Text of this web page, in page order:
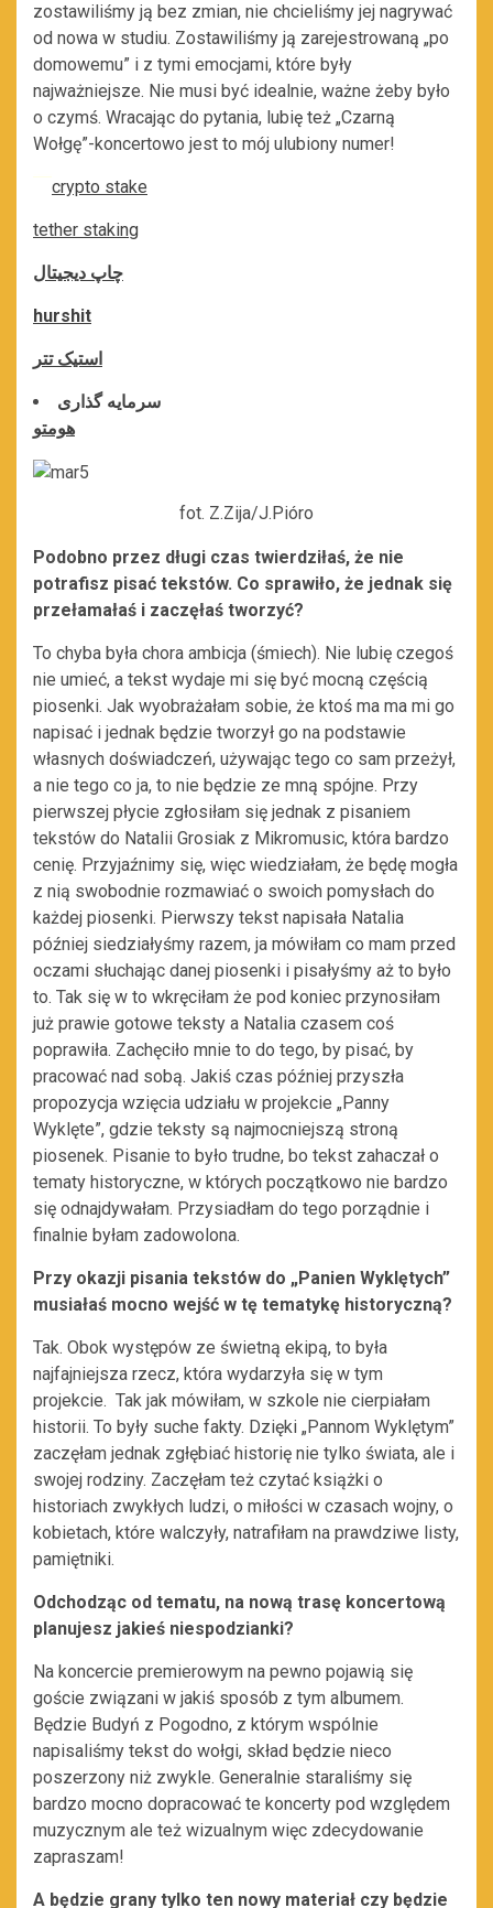
zostawiliśmy ją bez zmian, nie chcieliśmy jej nagrywać
od nowa w studiu. Zostawiliśmy ją zarejestrowaną „po
domowemu” i z tymi emocjami, które były
najważniejsze. Nie musi być idealnie, ważne żeby było
o czymś. Wracając do pytania, lubię też „Czarną
Wołgę”-koncertowo jest to mój ulubiony numer!
crypto stake
tether staking
چاپ دیجیتال
hurshit
استیک تتر
سرمایه گذاری
هومتو
fot. Z.Zija/J.Pióro
Podobno przez długi czas twierdziłaś, że nie
potrafisz pisać tekstów. Co sprawiło, że jednak się
przełamałaś i zaczęłaś tworzyć?
To chyba była chora ambicja (śmiech). Nie lubię czegoś
nie umieć, a tekst wydaje mi się być mocną częścią
piosenki. Jak wyobrażałam sobie, że ktoś ma ma mi go
napisać i jednak będzie tworzył go na podstawie
własnych doświadczeń, używając tego co sam przeżył,
a nie tego co ja, to nie będzie ze mną spójne. Przy
pierwszej płycie zgłosiłam się jednak z pisaniem
tekstów do Natalii Grosiak z Mikromusic, która bardzo
cenię. Przyjaźnimy się, więc wiedziałam, że będę mogła
z nią swobodnie rozmawiać o swoich pomysłach do
każdej piosenki. Pierwszy tekst napisała Natalia
później siedziałyśmy razem, ja mówiłam co mam przed
oczami słuchając danej piosenki i pisałyśmy aż to było
to. Tak się w to wkręciłam że pod koniec przynosiłam
już prawie gotowe teksty a Natalia czasem coś
poprawiła. Zachęciło mnie to do tego, by pisać, by
pracować nad sobą. Jakiś czas później przyszła
propozycja wzięcia udziału w projekcie „Panny
Wyklęte”, gdzie teksty są najmocniejszą stroną
piosenek. Pisanie to było trudne, bo tekst zahaczał o
tematy historyczne, w których początkowo nie bardzo
się odnajdywałam. Przysiadłam do tego porządnie i
finalnie byłam zadowolona.
Przy okazji pisania tekstów do „Panien Wyklętych”
musiałaś mocno wejść w tę tematykę historyczną?
Tak. Obok występów ze świetną ekipą, to była
najfajniejsza rzecz, która wydarzyła się w tym
projekcie. Tak jak mówiłam, w szkole nie cierpiałam
historii. To były suche fakty. Dzięki „Pannom Wyklętym”
zaczęłam jednak zgłębiać historię nie tylko świata, ale i
swojej rodziny. Zaczęłam też czytać książki o
historiach zwykłych ludzi, o miłości w czasach wojny, o
kobietach, które walczyły, natrafiłam na prawdziwe listy,
pamiętniki.
Odchodząc od tematu, na nową trasę koncertową
planujesz jakieś niespodzianki?
Na koncercie premierowym na pewno pojawią się
goście związani w jakiś sposób z tym albumem.
Będzie Budyń z Pogodno, z którym wspólnie
napisaliśmy tekst do wołgi, skład będzie nieco
poszerzony niż zwykle. Generalnie staraliśmy się
bardzo mocno dopracować te koncerty pod względem
muzycznym ale też wizualnym więc zdecydowanie
zapraszam!
A będzie grany tylko ten nowy materiał czy będzie